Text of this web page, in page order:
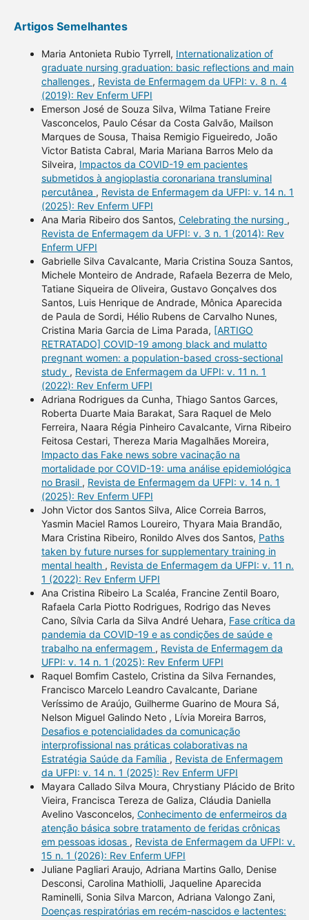
Artigos Semelhantes
Maria Antonieta Rubio Tyrrell, Internationalization of
graduate nursing graduation: basic reflections and main
challenges , Revista de Enfermagem da UFPI: v. 8 n. 4
(2019): Rev Enferm UFPI
Emerson José de Souza Silva, Wilma Tatiane Freire
Vasconcelos, Paulo César da Costa Galvão, Mailson
Marques de Sousa, Thaisa Remigio Figueiredo, João
Victor Batista Cabral, Maria Mariana Barros Melo da
Silveira, Impactos da COVID-19 em pacientes
submetidos à angioplastia coronariana transluminal
percutânea , Revista de Enfermagem da UFPI: v. 14 n. 1
(2025): Rev Enferm UFPI
Ana Maria Ribeiro dos Santos, Celebrating the nursing ,
Revista de Enfermagem da UFPI: v. 3 n. 1 (2014): Rev
Enferm UFPI
Gabrielle Silva Cavalcante, Maria Cristina Souza Santos,
Michele Monteiro de Andrade, Rafaela Bezerra de Melo,
Tatiane Siqueira de Oliveira, Gustavo Gonçalves dos
Santos, Luis Henrique de Andrade, Mônica Aparecida
de Paula de Sordi, Hélio Rubens de Carvalho Nunes,
Cristina Maria Garcia de Lima Parada, [ARTIGO
RETRATADO] COVID-19 among black and mulatto
pregnant women: a population-based cross-sectional
study , Revista de Enfermagem da UFPI: v. 11 n. 1
(2022): Rev Enferm UFPI
Adriana Rodrigues da Cunha, Thiago Santos Garces,
Roberta Duarte Maia Barakat, Sara Raquel de Melo
Ferreira, Naara Régia Pinheiro Cavalcante, Virna Ribeiro
Feitosa Cestari, Thereza Maria Magalhães Moreira,
Impacto das Fake news sobre vacinação na
mortalidade por COVID-19: uma análise epidemiológica
no Brasil , Revista de Enfermagem da UFPI: v. 14 n. 1
(2025): Rev Enferm UFPI
John Victor dos Santos Silva, Alice Correia Barros,
Yasmin Maciel Ramos Loureiro, Thyara Maia Brandão,
Mara Cristina Ribeiro, Ronildo Alves dos Santos, Paths
taken by future nurses for supplementary training in
mental health , Revista de Enfermagem da UFPI: v. 11 n.
1 (2022): Rev Enferm UFPI
Ana Cristina Ribeiro La Scaléa, Francine Zentil Boaro,
Rafaela Carla Piotto Rodrigues, Rodrigo das Neves
Cano, Sílvia Carla da Silva André Uehara, Fase crítica da
pandemia da COVID-19 e as condições de saúde e
trabalho na enfermagem , Revista de Enfermagem da
UFPI: v. 14 n. 1 (2025): Rev Enferm UFPI
Raquel Bomfim Castelo, Cristina da Silva Fernandes,
Francisco Marcelo Leandro Cavalcante, Dariane
Veríssimo de Araújo, Guilherme Guarino de Moura Sá,
Nelson Miguel Galindo Neto , Lívia Moreira Barros,
Desafios e potencialidades da comunicação
interprofissional nas práticas colaborativas na
Estratégia Saúde da Família , Revista de Enfermagem
da UFPI: v. 14 n. 1 (2025): Rev Enferm UFPI
Mayara Callado Silva Moura, Chrystiany Plácido de Brito
Vieira, Francisca Tereza de Galiza, Cláudia Daniella
Avelino Vasconcelos, Conhecimento de enfermeiros da
atenção básica sobre tratamento de feridas crônicas
em pessoas idosas , Revista de Enfermagem da UFPI: v.
15 n. 1 (2026): Rev Enferm UFPI
Juliane Pagliari Araujo, Adriana Martins Gallo, Denise
Desconsi, Carolina Mathiolli, Jaqueline Aparecida
Raminelli, Sonia Silva Marcon, Adriana Valongo Zani,
Doenças respiratórias em recém-nascidos e lactentes: